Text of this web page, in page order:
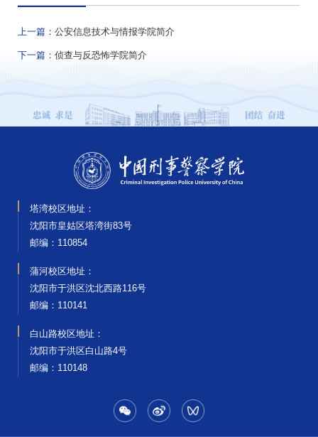
上一篇： 公安信息技术与情报学院简介
下一篇： 侦查与反恐怖学院简介
塔湾校区地址：
沈阳市皇姑区塔湾街83号
邮编‌：110854
蒲河校区地址：
沈阳市于洪区沈北西路116号
邮编‌：110141
白山路校区地址：
沈阳市于洪区白山路4号
邮编‌：110148